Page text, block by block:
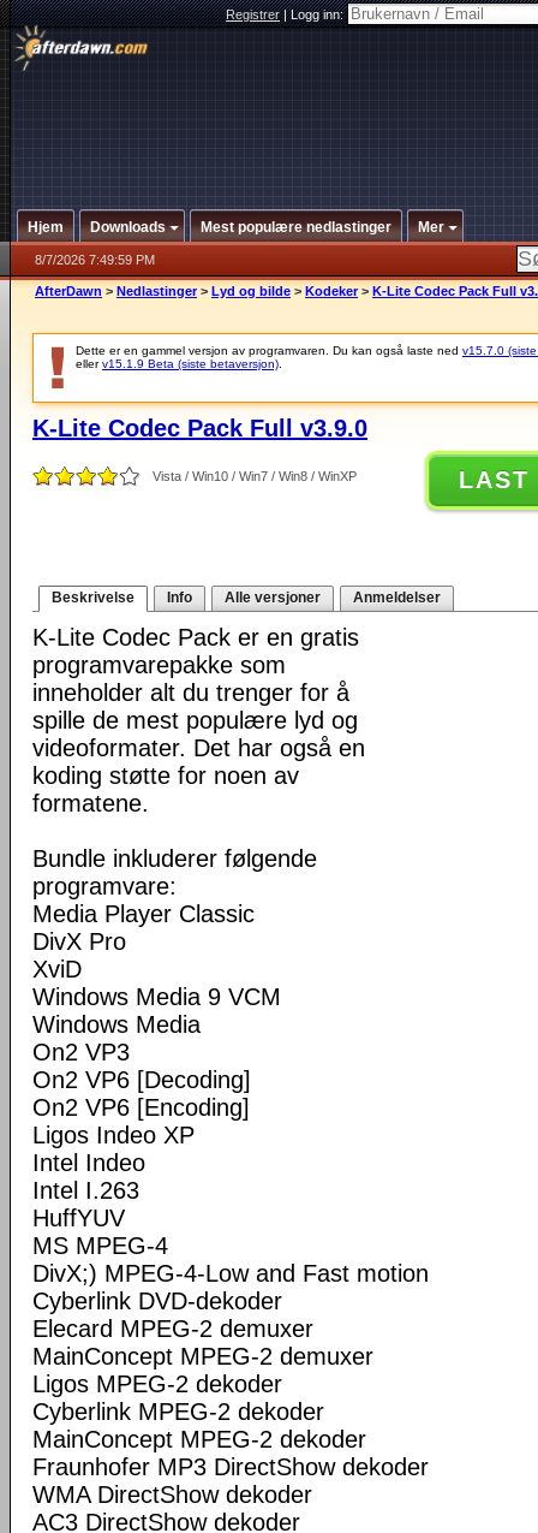
Registrer|Logg inn:
Hjem Downloads Mest populære nedlastinger Mer
8/7/2026 7:49:59 PM
AfterDawn > Nedlastinger > Lyd og bilde > Kodeker > K-Lite Codec Pack Full
Dette er en gammel versjon av programvaren. Du kan også laste ned v15.7.0
ellerv15.1.9 Beta (siste betaversjon)
K-Lite Codec Pack Full v3.9.0
Vista / Win10 / Win7 / Win8 / WinXP LAST
Beskrivelse Info Alle versjoner Anmeldelser
K-Lite Codec Pack er en gratis
programvarepakke som
inneholder alt du trenger for å
spille de mest populære lyd og
videoformater. Det har også en
koding støtte for noen av
formatene.
Bundle inkluderer følgende
programvare:
Media Player Classic
DivX Pro
XviD
Windows Media 9 VCM
Windows Media
On2 VP3
On2 VP6 [Decoding]
On2 VP6 [Encoding]
Ligos Indeo XP
Intel Indeo
Intel I.263
HuffYUV
MS MPEG-4
DivX;) MPEG-4-Low and Fast motion
Cyberlink DVD-dekoder
Elecard MPEG-2 demuxer
MainConcept MPEG-2 demuxer
Ligos MPEG-2 dekoder
Cyberlink MPEG-2 dekoder
MainConcept MPEG-2 dekoder
Fraunhofer MP3 DirectShow dekoder
WMA DirectShow dekoder
AC3 DirectShow dekoder